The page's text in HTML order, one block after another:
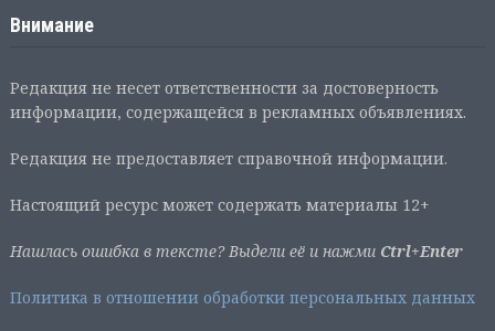
Внимание
Редакция не несет ответственности за достоверность
информации, содержащейся в рекламных объявлениях.
Редакция не предоставляет справочной информации.
Настоящий ресурс может содержать материалы 12+
Нашлась ошибка в тексте? Выдели её и нажми Ctrl+Enter
Политика в отношении обработки персональных данных